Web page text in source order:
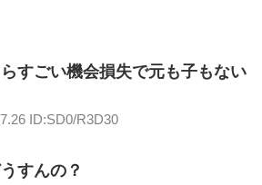
すごい機会損失で元も子もない
ID:SD0/R3D30
すんの？